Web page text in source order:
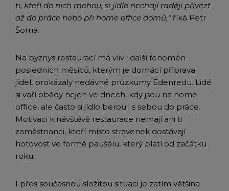
ti, kteří do nich mohou, si jídlo nechají raději přivézt
až do práce nebo při home office domů,“ říká Petr
Šorna.
Na byznys restaurací má vliv i další fenomén
posledních měsíců, kterým je domácí příprava
jídel, prokázaly nedávné průzkumy Edenredu. Lidé
si vaří obědy nejen ve dnech, kdy jsou na home
office, ale často si jídlo berou i s sebou do práce.
Motivaci k návštěvě restaurace nemají ani ti
zaměstnanci, kteří místo stravenek dostávají
hotovost ve formě paušálu, který platí od začátku
roku.
I přes současnou složitou situaci je zatím většina